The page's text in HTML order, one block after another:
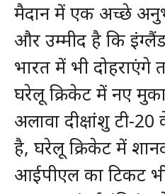
मैदान में एक अच्छे
और उम्मीद है कि
भारत में भी दोहराएंगे
घरेलू क्रिकेट में नए
अलावा दीक्षांशु टी-
है, घरेलू क्रिकेट में
आईपीएल का टिकट